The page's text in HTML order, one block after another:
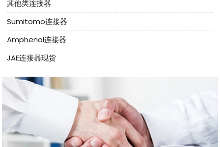
其他类连接器
Sumitomo连接器
Amphenol连接器
JAE连接器现货